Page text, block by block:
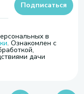
в
. Ознакомлен с
дачи
Подписаться